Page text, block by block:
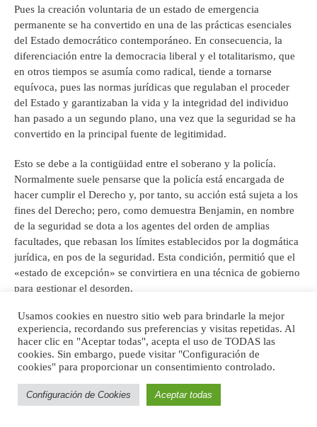
Pues la creación voluntaria de un estado de emergencia
permanente se ha convertido en una de las prácticas esenciales
del Estado democrático contemporáneo. En consecuencia, la
diferenciación entre la democracia liberal y el totalitarismo, que
en otros tiempos se asumía como radical, tiende a tornarse
equívoca, pues las normas jurídicas que regulaban el proceder
del Estado y garantizaban la vida y la integridad del individuo
han pasado a un segundo plano, una vez que la seguridad se ha
convertido en la principal fuente de legitimidad.
Esto se debe a la contigüidad entre el soberano y la policía.
Normalmente suele pensarse que la policía está encargada de
hacer cumplir el Derecho y, por tanto, su acción está sujeta a los
fines del Derecho; pero, como demuestra Benjamin, en nombre
de la seguridad se dota a los agentes del orden de amplias
facultades, que rebasan los límites establecidos por la dogmática
jurídica, en pos de la seguridad. Esta condición, permitió que el
«estado de excepción» se convirtiera en una técnica de gobierno
para gestionar el desorden.
RICHARD FLEISCHER, SOYLENT GREEN (1973)
Casi a la par de El caballero de la noche
Usamos cookies en nuestro sitio web para brindarle la mejor
experiencia, recordando sus preferencias y visitas repetidas. Al
hacer clic en "Aceptar todas", acepta el uso de TODAS las
cookies. Sin embargo, puede visitar "Configuración de
cookies" para proporcionar un consentimiento controlado.
Configuración de Cookies Aceptar todas